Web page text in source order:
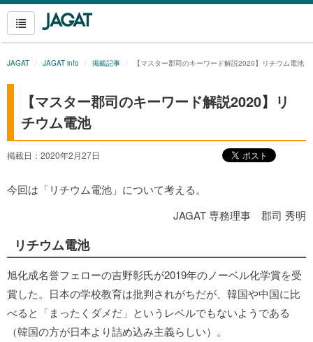
JAGAT JAGAT info 掲載記事 【マスター郡司のキーワード解説2020】リチウム電池
【マスター郡司のキーワード解説2020】リ
チウム電池
掲載日：2020年2月27日
今回は「リチウム電池」について考える。
JAGAT 専務理事 郡司 秀明
リチウム電池
旭化成名誉フェローの吉野彰氏が2019年のノーベル化学賞を受
賞した。日本の学校教育は批判されがちだが、韓国や中国に比
べると「まったくダメだ」というレベルでもないようである
（韓国の方が日本より詰め込み主義らしい）。